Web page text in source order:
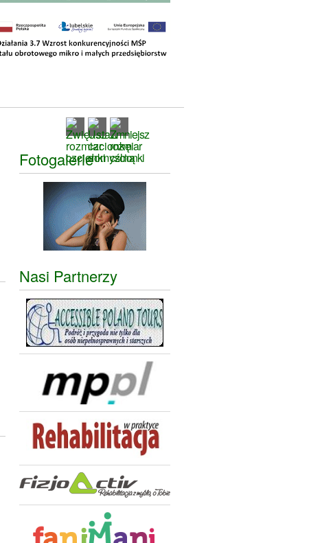
Fotogalerie
Nasi Partnerzy